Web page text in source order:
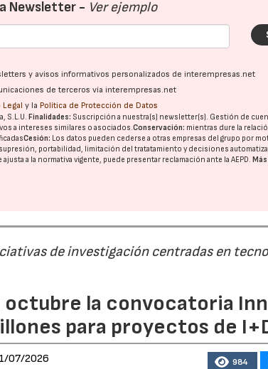
Newsletter - Ver ejemplo
y avisos informativos personalizados de interempresas.net
de terceros vía interempresas.net
Legal y la Política de Protección de Datos
S.L.U.Finalidades: Suscripción a nuestra(s) newsletter(s). Gestión de
a intereses similares o asociados.Conservación: mientras dure la
Cesión: Los datos pueden cederse a otras empresas del grupo por
portabilidad, limitación del tratatamiento y decisiones
a la normativa vigente, puede presentar reclamación ante laAEPD.
de investigación centradas en
octubre la convocatoria
para proyectos de
07/2026 984